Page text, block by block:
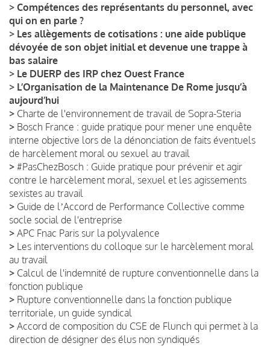
> Compétences des représentants du personnel, avec
qui on en parle ?
> Les allègements de cotisations : une aide publique
dévoyée de son objet initial et devenue une trappe à
bas salaire
> Le DUERP des IRP chez Ouest France
> L’Organisation de la Maintenance De Rome jusqu’à
aujourd’hui
> Charte de l'environnement de travail de Sopra-Steria
> Bosch France : guide pratique pour mener une enquête
interne objective lors de la dénonciation de faits éventuels
de harcèlement moral ou sexuel au travail
> #PasChezBosch : Guide pratique pour prévenir et agir
contre le harcèlement moral, sexuel et les agissements
sexistes au travail
> Guide de lʼAccord de Performance Collective comme
socle social de l'entreprise
> APC Fnac Paris sur la polyvalence
> Les interventions du colloque sur le harcèlement moral
au travail
> Calcul de l'indemnité de rupture conventionnelle dans la
fonction publique
> Rupture conventionnelle dans la fonction publique
territoriale, un guide syndical
> Accord de composition du CSE de Flunch qui permet à la
direction de désigner des élus non syndiqués